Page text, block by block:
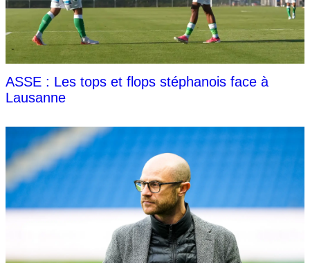
ASSE : Les tops et flops stéphanois face à
Lausanne